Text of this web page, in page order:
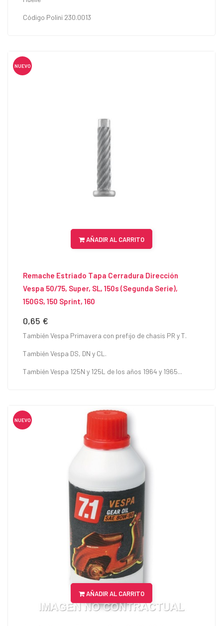
Código Polini 230.0013
NUEVO
AÑADIR AL CARRITO
Remache Estriado Tapa Cerradura Dirección
Vespa 50/75, Super, SL, 150s (segunda Serie),
150GS, 150 Sprint, 160
Precio
0,65 €
También Vespa Primavera con prefijo de chasis PR y T.
También Vespa DS, DN y CL.
También Vespa 125N y 125L de los años 1964 y 1965...
NUEVO
AÑADIR AL CARRITO